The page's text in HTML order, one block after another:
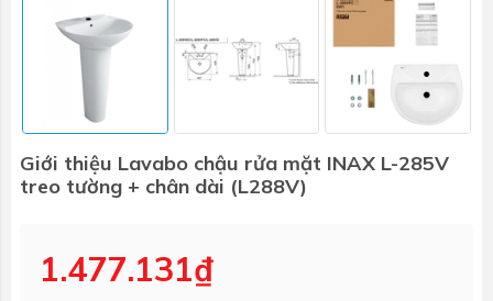
Giới thiệu Lavabo chậu rửa mặt INAX L-285V
treo tường + chân dài (L288V)
1.477.131₫